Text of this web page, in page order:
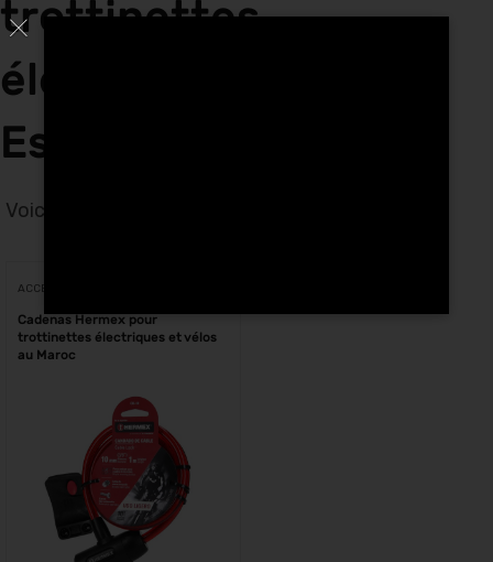
trottinettes
électriques à
Essaouira
Voici le seul résultat
ACCESSOIRES
Cadenas Hermex pour
trottinettes électriques et vélos
au Maroc